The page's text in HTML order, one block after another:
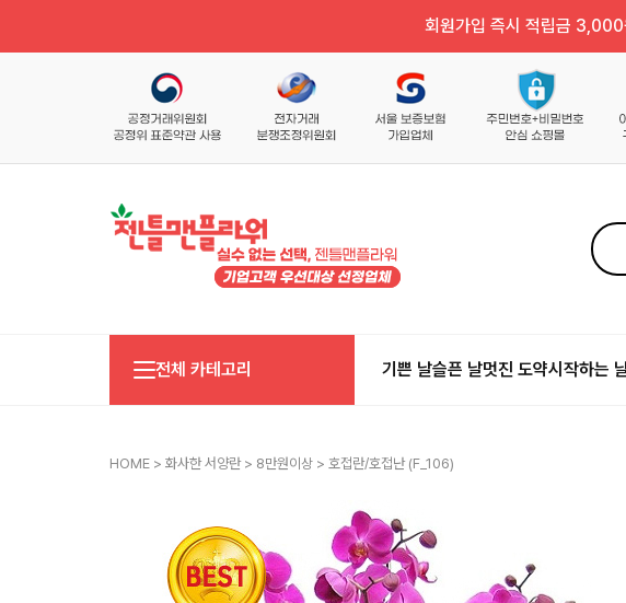
회원가입 즉시 적립금
전체 카테고리 기쁜 날슬픈 날멋진 도약시작하는
HOME > 화사한 서양란> 8만원이상 > 호접란/호접난 (f_106)